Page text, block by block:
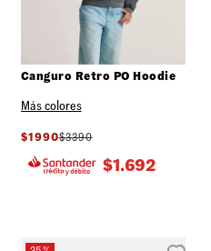
Canguro Retro PO Hoodie
Más colores
$1990$3390
$1.692